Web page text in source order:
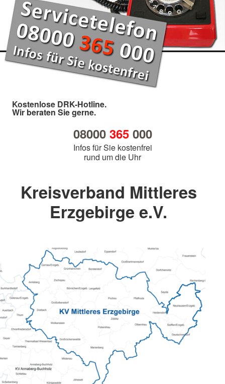
Kostenlose DRK-Hotline.
Wir beraten Sie gerne.
08000 365000
Infos für Sie kostenfrei
rund um die Uhr
Kreisverband Mittleres
Erzgebirge e.V.